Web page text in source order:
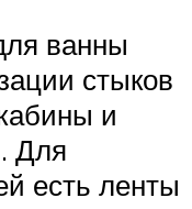
ванны
стыков
и
Для
есть ленты